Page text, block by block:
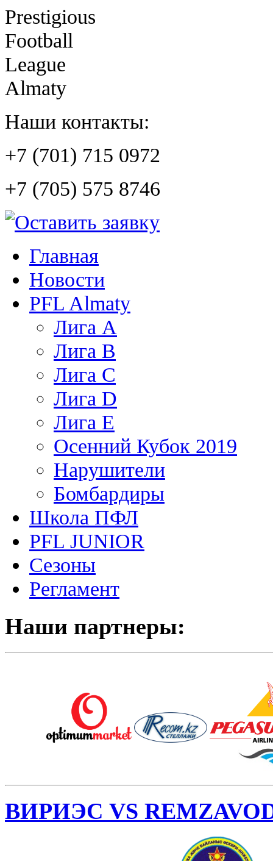
Prestigious
Football
League
Almaty
Наши контакты:
+7 (701) 715 0972
+7 (705) 575 8746
Главная
Новости
PFL Almaty
Лига A
Лига В
Лига С
Лига D
Лига Е
Осенний Кубок 2019
Нарушители
Бомбардиры
Школа ПФЛ
PFL JUNIOR
Сезоны
Регламент
Наши партнеры:
ВИРИЭС VS